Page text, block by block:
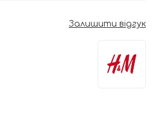
Залишити відгук